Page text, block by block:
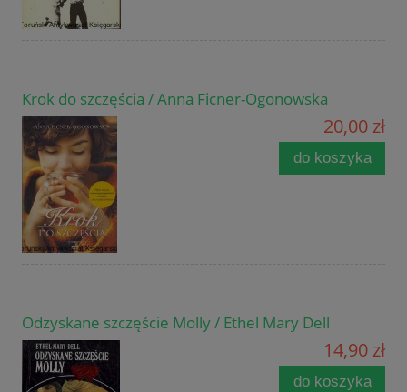
Krok do szczęścia / Anna Ficner-Ogonowska
20,00 zł
do koszyka
Odzyskane szczęście Molly / Ethel Mary Dell
14,90 zł
do koszyka